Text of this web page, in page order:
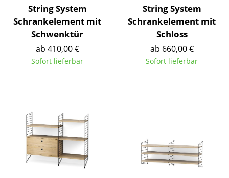
Einzelbetten
Stapelbetten
Kinderbetten
Accessoires
Uhren
Spiegel
String System
Schrankelement mit
Schwenktür
ab 410,00 €
Sofort lieferbar
String System
Schrankelement mit
Schloss
ab 660,00 €
Sofort lieferbar